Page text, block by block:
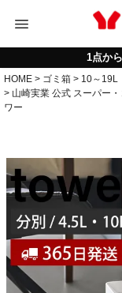
menu
1点か
HOME ゴミ箱
10～19L
山崎実業 公式 スーパー
ワー